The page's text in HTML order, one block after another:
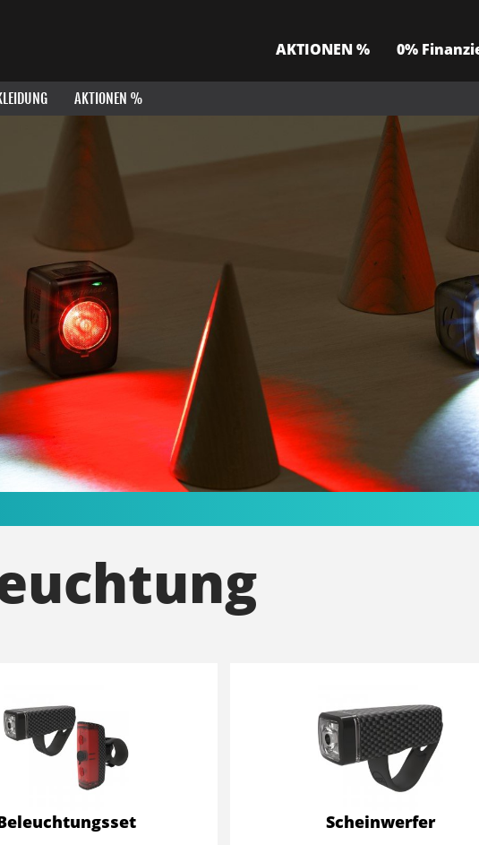
AKTIONEN % 0%
AKTIONEN %
Scheinwerfer